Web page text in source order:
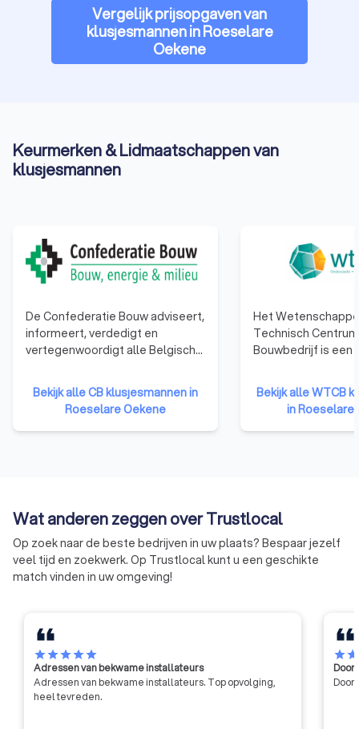
Vergelijk prijsopgaven van
klusjesmannen in Roeselare
Oekene
Keurmerken & Lidmaatschappen van
klusjesmannen
De Confederatie Bouw adviseert,
informeert, verdedigt en
vertegenwoordigt alle Belgische
éénmanszaken tot grote
bedrijven. De organisatie
vertegenwoordigt 16.000
ondernemingen uit de sector.
Bekijk alle CB klusjesmannen in
Roeselare Oekene
Het
Technisch
Bouwbedrijf is een
in 1960 om het
onderzoek in de
bevorderen en zo
verlenen van
voorlichting,
aan zijn leden, en
tot de algemene
van de industrie
Bekijk alle WTCB
in Roeselare
Wat anderen zeggen over Trustlocal
Op zoek naar de beste bedrijven in uw plaats? Bespaar jezelf
veel tijd en zoekwerk. Op Trustlocal kunt u een geschikte
match vinden in uw omgeving!
starstarstarstarstar
Adressen van bekwame installateurs
Adressen van bekwame installateurs. Top opvolging,
heel tevreden.
starstar
Door
Door